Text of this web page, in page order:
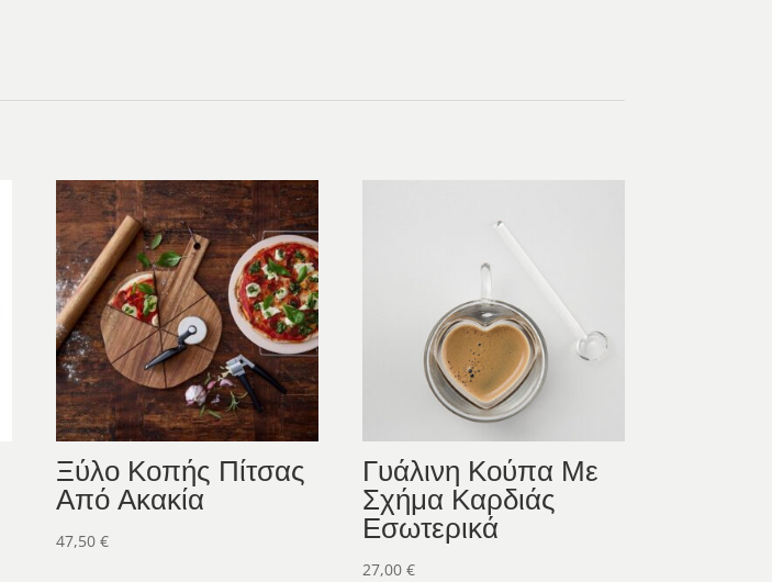
Ξύλο Κοπής Πίτσας
Από Ακακία
47,50€
Γυάλινη Κούπα Με
Σχήμα Καρδιάς
Εσωτερικά
27,00€